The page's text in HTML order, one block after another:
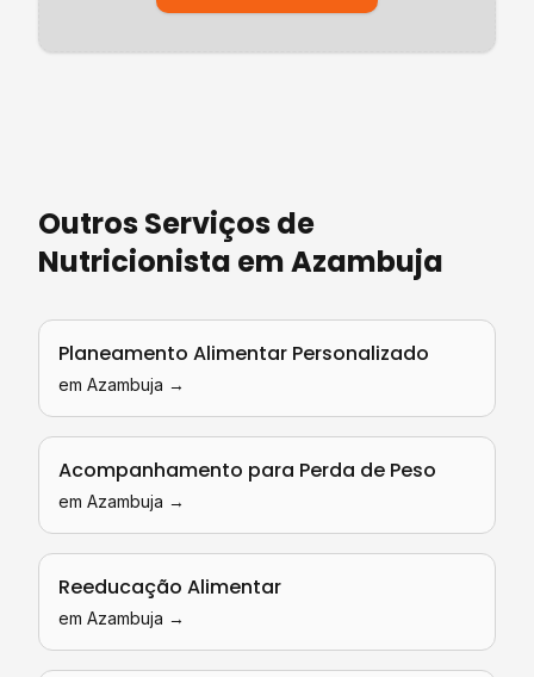
Outros Serviços de
Nutricionista emAzambuja
Planeamento Alimentar Personalizado
em Azambuja →
Acompanhamento para Perda de Peso
em Azambuja →
Reeducação Alimentar
em Azambuja →